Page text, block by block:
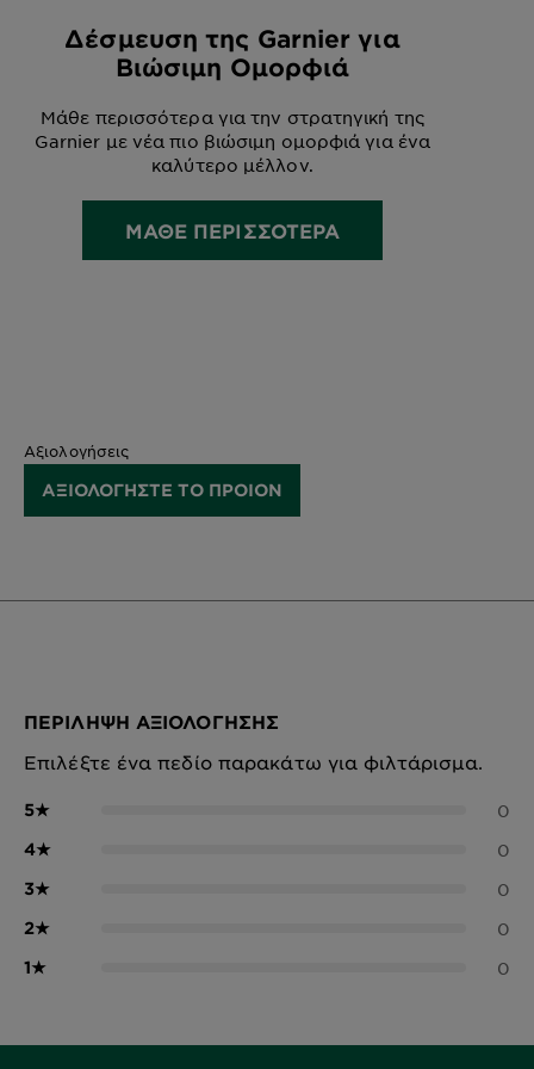
Δέσμευση της Garnier για
Βιώσιμη Ομορφιά
Μάθε περισσότερα για την στρατηγική της
Garnier με νέα πιο βιώσιμη ομορφιά για ένα
καλύτερο μέλλον.
ΜΑΘΕ ΠΕΡΙΣΣΟΤΕΡΑ
Αξιολογήσεις
ΑΞΙΟΛΟΓΗΣΤΕ ΤΟ ΠΡΟΙΟΝ
ΠΕΡΊΛΗΨΗ ΑΞΙΟΛΌΓΗΣΗΣ
Επιλέξτε ένα πεδίο παρακάτω για φιλτάρισμα.
5★ 0
4★ 0
3★ 0
2★ 0
1★ 0